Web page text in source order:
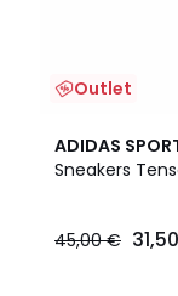
Outlet
ADIDAS
Sneakers
45,00 €
4,9
/ 5